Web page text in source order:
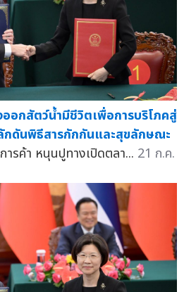
อกสัตว์น้ำมีชีวิตเพื่อการบริโภคสู่
กดันพิธีสารกักกันและสุขลักษณะ
รค้า หนุนปูทางเปิดตลา... 21 ก.ค.